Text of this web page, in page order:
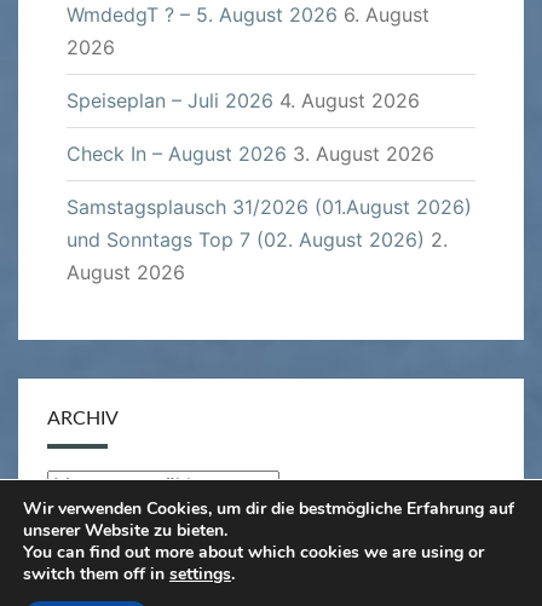
WmdedgT ? – 5. August 2026 6. August
2026
Speiseplan – Juli 2026 4. August 2026
Check In – August 2026 3. August 2026
Samstagsplausch 31/2026 (01.August 2026)
und Sonntags Top 7 (02. August 2026) 2.
August 2026
ARCHIV
Archiv
© 2026|Stolz präsentiert von
Wir verwenden Cookies, um dir die bestmögliche Erfahrung auf
unserer Website zu bieten.
You can find out more about which cookies we are using or
switch them off in settings.